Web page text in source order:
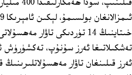
قىلىنىپ،
خىتاينىڭ 14 تۈردىكى تاۋار
تەشكىلاتىغا ئەرز سۇنۇپ، تەكشۈرۈش